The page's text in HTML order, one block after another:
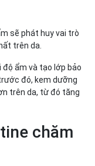
sẽ phát huy vai trò
trên da.
ẩm và tạo lớp bảo
đó, kem dưỡng
trên da, từ đó tăng
chăm